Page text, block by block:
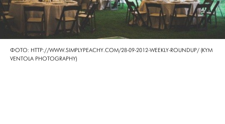
ФОТО: HTTP://WWW.SIMPLYPEACHY.COM/28-09-2012-WEEKLY-ROUNDUP/ (KYM
VENTOLA PHOTOGRAPHY)